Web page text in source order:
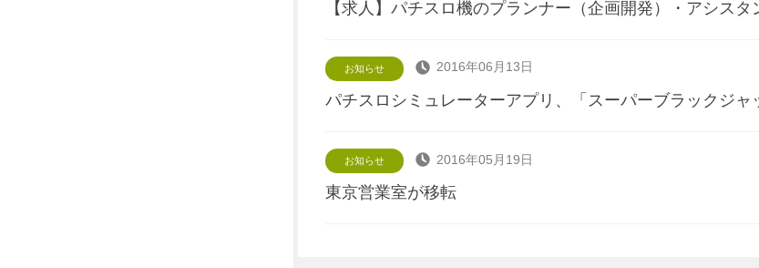
【求人】パチスロ機のプランナー（企画開発）・アシスタ
お知らせ 2016年06月13日
パチスロシミュレーターアプリ、「スーパーブラックジ
お知らせ 2016年05月19日
東京営業室が移転